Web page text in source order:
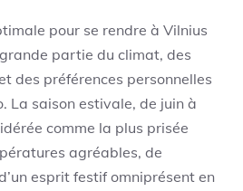
pour se rendre à Vilnius
partie du climat, des
des préférences personnelles
La saison estivale, de juin à
comme la plus prisée
agréables, de
esprit festif omniprésent en